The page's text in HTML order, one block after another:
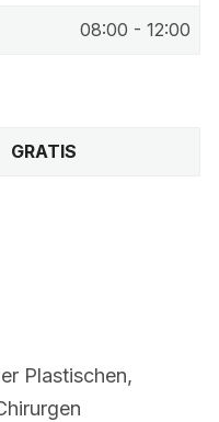
08:00 - 12:00
GRATIS
Plastischen,